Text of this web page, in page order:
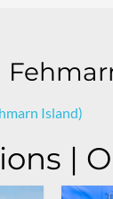
Island)
|